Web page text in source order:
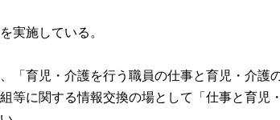
実施している。
育児・介護を行う職員の仕事と育児・介護
に関する情報交換の場として「仕事と育児